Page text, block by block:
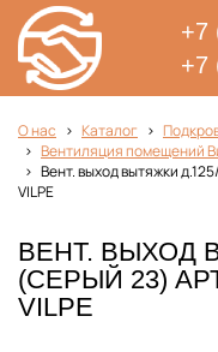
+7
+7
О нас Каталог
Вентиляция помещений
Вент. выход вытяжки
VILPE
ВЕНТ. ВЫХОД
(СЕРЫЙ 23)
VILPE